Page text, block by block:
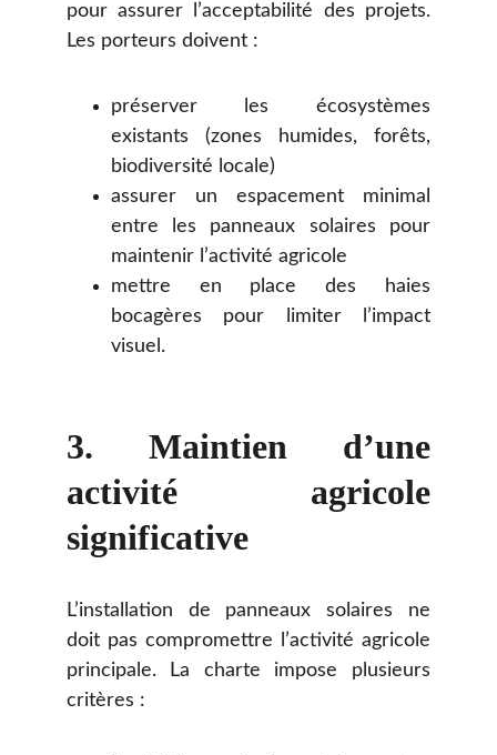
pour assurer l’acceptabilité des projets.
Les porteurs doivent :
préserver les écosystèmes
existants (zones humides, forêts,
biodiversité locale)
assurer un espacement minimal
entre les panneaux solaires pour
maintenir l’activité agricole
mettre en place des haies
bocagères pour limiter l’impact
visuel.
3. Maintien d’une
activité agricole
significative
L’installation de panneaux solaires ne
doit pas compromettre l’activité agricole
principale. La charte impose plusieurs
critères :